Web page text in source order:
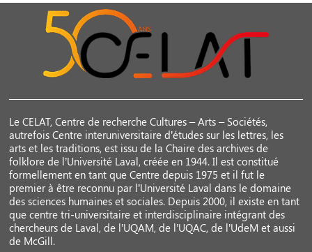
Le CELAT, Centre de recherche Cultures – Arts – Sociétés,
autrefois Centre interuniversitaire d’études sur les lettres, les
arts et les traditions, est issu de la Chaire des archives de
folklore de l’Université Laval, créée en 1944. Il est constitué
formellement en tant que Centre depuis 1975 et il fut le
premier à être reconnu par l’Université Laval dans le domaine
des sciences humaines et sociales. Depuis 2000, il existe en tant
que centre tri-universitaire et interdisciplinaire intégrant des
chercheurs de Laval, de l’UQAM, de l’UQAC, de l’UdeM et aussi
de McGill.